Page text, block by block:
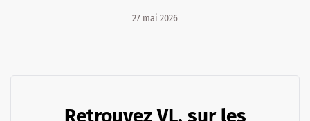
27 mai 2026
Retrouvez VL. sur les